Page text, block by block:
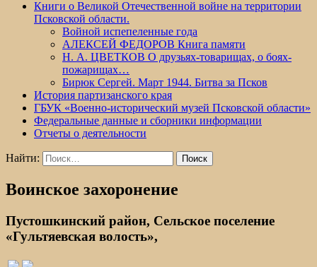
Книги о Великой Отечественной войне на территории
Псковской области.
Войной испепеленные года
АЛЕКСЕЙ ФЕДОРОВ Книга памяти
Н. А. ЦВЕТКОВ О друзьях-товарищах, о боях-
пожарищах…
Бирюк Сергей. Март 1944. Битва за Псков
История партизанского края
ГБУК «Военно-исторический музей Псковской области»
Федеральные данные и сборники информации
Отчеты о деятельности
Найти:
Воинское захоронение
Пустошкинский район, Сельское поселение
«Гультяевская волость»,